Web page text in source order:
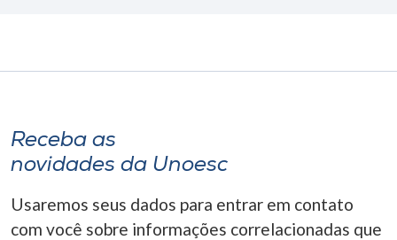
Receba as
novidades da Unoesc
Usaremos seus dados para entrar em contato
com você sobre informações correlacionadas que